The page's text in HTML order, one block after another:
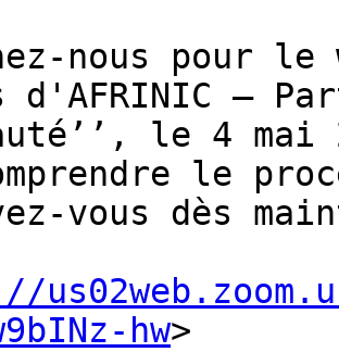
nous pour le
d'AFRINIC –
le 4
le
vous dès
hw>